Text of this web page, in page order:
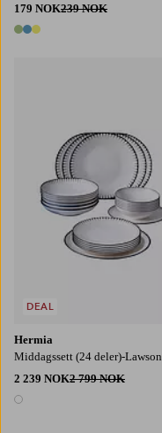
179 NOK239 NOK
3 farger
Hermia
Middagssett (24 deler)-Lawson
2 239 NOK2 799 NOK
1 farge
DEAL